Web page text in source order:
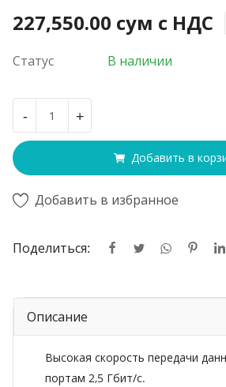
227,550.00 сум с НДС
Статус В наличии
- +
Добавить в
Добавить в избранное
Поделиться:
Описание
Высокая скорость передачи
портам 2,5 Гбит/с.